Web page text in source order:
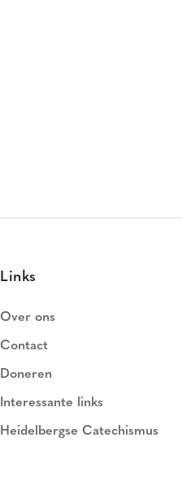
Links
Over ons
Contact
Doneren
Interessante links
Heidelbergse Catechismus